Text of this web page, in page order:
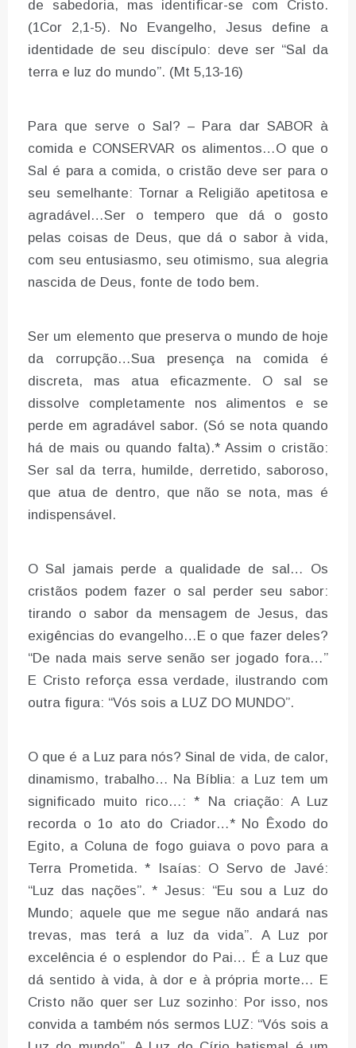
de sabedoria, mas identificar-se com Cristo.
(1Cor 2,1-5). No Evangelho, Jesus define a
identidade de seu discípulo: deve ser “Sal da
terra e luz do mundo”. (Mt 5,13-16)
Para que serve o Sal? – Para dar SABOR à
comida e CONSERVAR os alimentos…O que o
Sal é para a comida, o cristão deve ser para o
seu semelhante: Tornar a Religião apetitosa e
agradável…Ser o tempero que dá o gosto
pelas coisas de Deus, que dá o sabor à vida,
com seu entusiasmo, seu otimismo, sua alegria
nascida de Deus, fonte de todo bem.
Ser um elemento que preserva o mundo de hoje
da corrupção…Sua presença na comida é
discreta, mas atua eficazmente. O sal se
dissolve completamente nos alimentos e se
perde em agradável sabor. (Só se nota quando
há de mais ou quando falta).* Assim o cristão:
Ser sal da terra, humilde, derretido, saboroso,
que atua de dentro, que não se nota, mas é
indispensável.
O Sal jamais perde a qualidade de sal… Os
cristãos podem fazer o sal perder seu sabor:
tirando o sabor da mensagem de Jesus, das
exigências do evangelho…E o que fazer deles?
“De nada mais serve senão ser jogado fora…”
E Cristo reforça essa verdade, ilustrando com
outra figura: “Vós sois a LUZ DO MUNDO”.
O que é a Luz para nós? Sinal de vida, de calor,
dinamismo, trabalho… Na Bíblia: a Luz tem um
significado muito rico…: * Na criação: A Luz
recorda o 1o ato do Criador…* No Êxodo do
Egito, a Coluna de fogo guiava o povo para a
Terra Prometida. * Isaías: O Servo de Javé:
“Luz das nações”. * Jesus: “Eu sou a Luz do
Mundo; aquele que me segue não andará nas
trevas, mas terá a luz da vida”. A Luz por
excelência é o esplendor do Pai… É a Luz que
dá sentido à vida, à dor e à própria morte… E
Cristo não quer ser Luz sozinho: Por isso, nos
convida a também nós sermos LUZ: “Vós sois a